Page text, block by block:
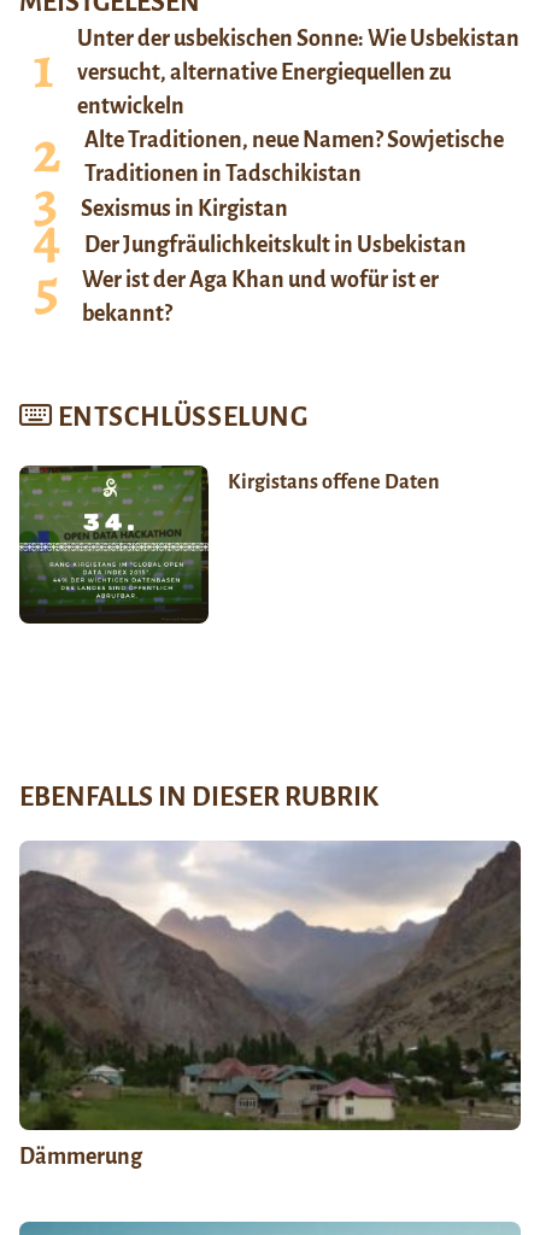
Unter der usbekischen Sonne: Wie Usbekistan
versucht, alternative Energiequellen zu
entwickeln
Alte Traditionen, neue Namen? Sowjetische
Traditionen in Tadschikistan
Sexismus in Kirgistan
Der Jungfräulichkeitskult in Usbekistan
Wer ist der Aga Khan und wofür ist er
bekannt?
ENTSCHLÜSSELUNG
Kirgistans offene Daten
EBENFALLS IN DIESER RUBRIK
Dämmerung